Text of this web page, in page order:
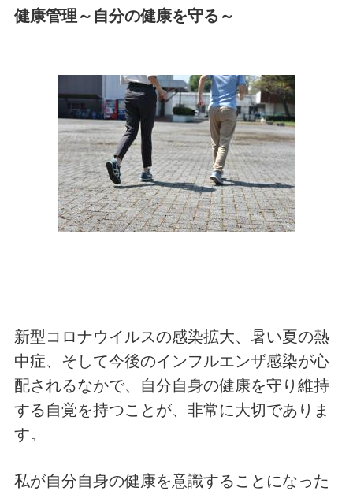
健康管理～自分の健康を守る～
新型コロナウイルスの感染拡大、暑い夏の熱
中症、そして今後のインフルエンザ感染が心
配されるなかで、自分自身の健康を守り維持
する自覚を持つことが、非常に大切でありま
す。
私が自分自身の健康を意識することになった